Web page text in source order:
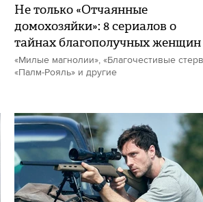
Не только «Отчаянные
домохозяйки»: 8 сериалов о
тайнах благополучных женщин
«Милые магнолии», «Благочестивые
«Палм-Рояль» и другие